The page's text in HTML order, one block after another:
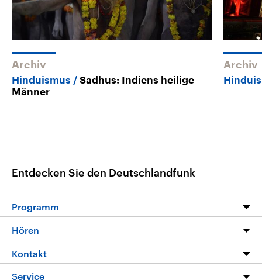
Archiv
Hinduismus
Sadhus: Indiens heilige
Männer
Archiv
Entdecken Sie den Deutschlandfunk
Programm
Die Nachrichten
Hören
Livestream
Kontakt
Hörerservice
Service